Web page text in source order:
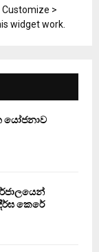
Customize >
widget work.
යෝජනාව
කෙරේ